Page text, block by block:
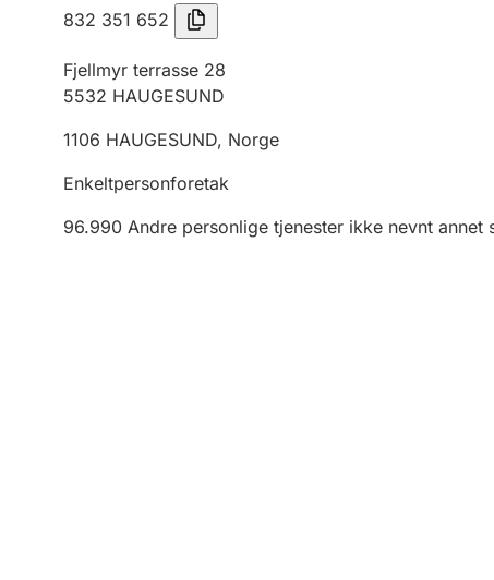
832 351 652
Fjellmyr terrasse 28
5532 HAUGESUND
1106 HAUGESUND, Norge
Enkeltpersonforetak
96.990 Andre personlige tjenester ikke nevnt annet